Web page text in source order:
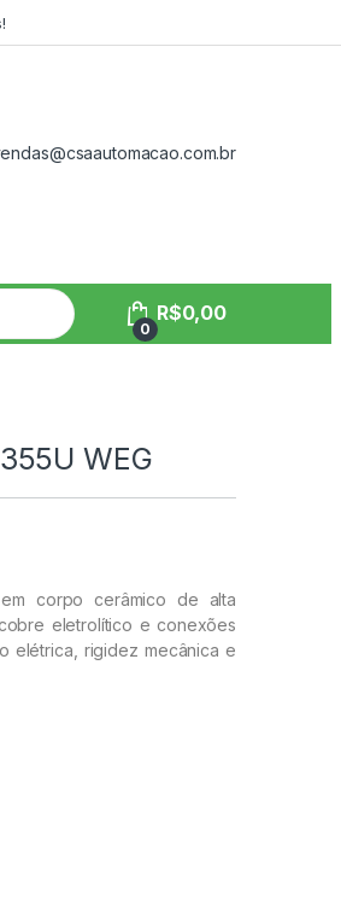
0
R$0,00
WEG
corpo cerâmico de alta
eletrolítico e conexões
elétrica, rigidez mecânica e